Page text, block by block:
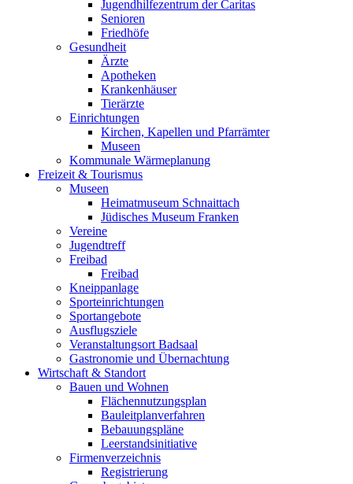
Jugendhilfezentrum der Caritas
Senioren
Friedhöfe
Gesundheit
Ärzte
Apotheken
Krankenhäuser
Tierärzte
Einrichtungen
Kirchen, Kapellen und Pfarrämter
Museen
Kommunale Wärmeplanung
Freizeit & Tourismus
Museen
Heimatmuseum Schnaittach
Jüdisches Museum Franken
Vereine
Jugendtreff
Freibad
Freibad
Kneippanlage
Sporteinrichtungen
Sportangebote
Ausflugsziele
Veranstaltungsort Badsaal
Gastronomie und Übernachtung
Wirtschaft & Standort
Bauen und Wohnen
Flächennutzungsplan
Bauleitplanverfahren
Bebauungspläne
Leerstandsinitiative
Firmenverzeichnis
Registrierung